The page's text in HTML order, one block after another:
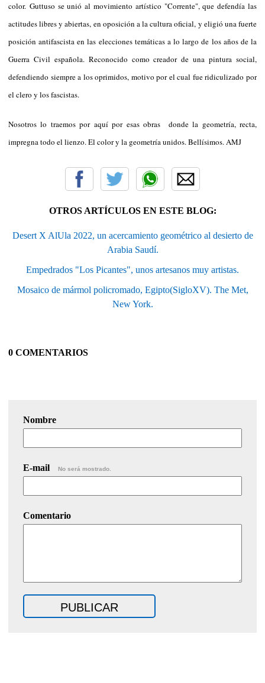
color. Guttuso se unió al movimiento artístico "Corrente", que defendía las
actitudes libres y abiertas, en oposición a la cultura oficial, y eligió una fuerte
posición antifascista en las elecciones temáticas a lo largo de los años de la
Guerra Civil española. Reconocido como creador de una pintura social,
defendiendo siempre a los oprimidos, motivo por el cual fue ridiculizado por
el clero y los fascistas.
Nosotros lo traemos por aquí por esas obras donde la geometría, recta,
impregna todo el lienzo. El color y la geometría unidos. Bellísimos. AMJ
OTROS ARTÍCULOS EN ESTE BLOG:
Desert X AlUla 2022, un acercamiento geométrico al desierto de
Arabia Saudí.
Empedrados "Los Picantes", unos artesanos muy artistas.
Mosaico de mármol policromado, Egipto(SigloXV). The Met,
New York.
0 COMENTARIOS
Nombre
E-mail No será mostrado.
Comentario